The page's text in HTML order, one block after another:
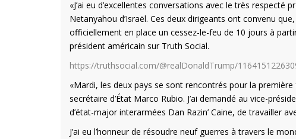
«J’ai eu d’excellentes conversations avec le très
Netanyahou d’Israël. Ces deux dirigeants ont convenu
officiellement en place un cessez-le-feu de 10 jours à
président américain sur Truth Social.
https://truthsocial.com/@realDonaldTrump/
«Mardi, les deux pays se sont rencontrés pour la
secrétaire d’État Marco Rubio. J’ai demandé au vice-
d’état-major interarmées Dan Razin’ Caine, de travailler
J’ai eu l’honneur de résoudre neuf guerres à travers le